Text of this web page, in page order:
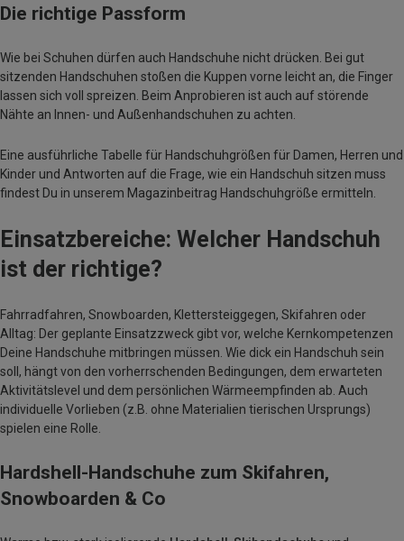
Die richtige Passform
Wie bei Schuhen dürfen auch Handschuhe nicht drücken. Bei gut
sitzenden Handschuhen stoßen die Kuppen vorne leicht an, die Finger
lassen sich voll spreizen. Beim Anprobieren ist auch auf störende
Nähte an Innen- und Außenhandschuhen zu achten.
Eine ausführliche Tabelle für Handschuhgrößen für Damen, Herren und
Kinder und Antworten auf die Frage, wie ein Handschuh sitzen muss
findest Du in unserem Magazinbeitrag Handschuhgröße ermitteln.
Einsatzbereiche: Welcher Handschuh
ist der richtige?
Fahrradfahren, Snowboarden, Klettersteiggegen, Skifahren oder
Alltag: Der geplante Einsatzzweck gibt vor, welche Kernkompetenzen
Deine Handschuhe mitbringen müssen. Wie dick ein Handschuh sein
soll, hängt von den vorherrschenden Bedingungen, dem erwarteten
Aktivitätslevel und dem persönlichen Wärmeempfinden ab. Auch
individuelle Vorlieben (z.B. ohne Materialien tierischen Ursprungs)
spielen eine Rolle.
Hardshell-Handschuhe zum Skifahren,
Snowboarden & Co